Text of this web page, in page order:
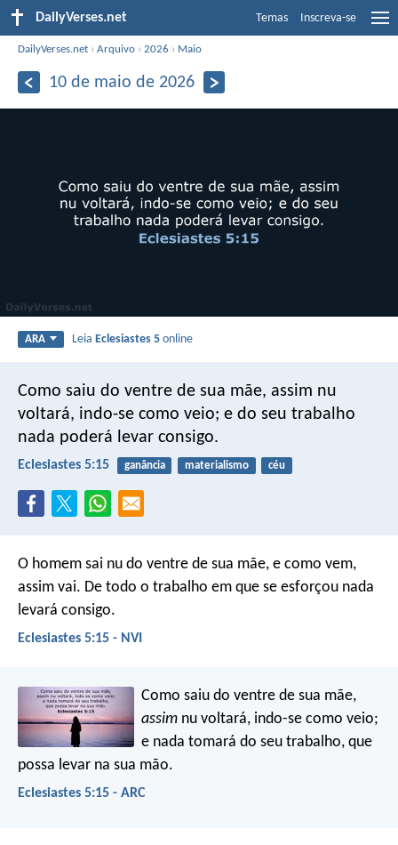
DailyVerses.net Temas Inscreva-se
DailyVerses.net ›Arquivo ›2026 › Maio
10 de maio de 2026
ARA LeiaEclesiastes 5 online
Como saiu do ventre de sua mãe, assim nu
voltará, indo-se como veio; e do seu trabalho
nada poderá levar consigo.
Eclesiastes 5:15 ganância materialismo céu
O homem sai nu do ventre de sua mãe, e como vem,
assim vai. De todo o trabalho em que se esforçou nada
levará consigo.
Eclesiastes 5:15 - NVI
Como saiu do ventre de sua mãe,
assim nu voltará, indo-se como veio;
e nada tomará do seu trabalho, que
possa levar na sua mão.
Eclesiastes 5:15 - ARC